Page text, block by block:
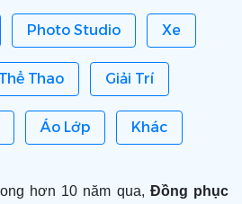
Photo Studio Xe
Thể Thao Giải Trí
Áo Lớp Khác
hơn 10 năm qua, Đồng phục